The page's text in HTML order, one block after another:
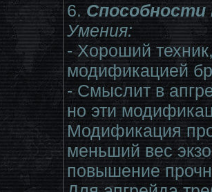
6.Способности
Умения:
- Хороший
модификацией
- Смыслит в
но эти
Модификация
меньший вес
повышение